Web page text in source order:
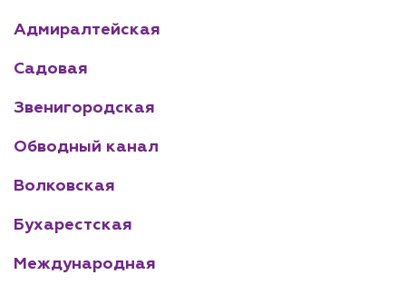
Адмиралтейская
Садовая
Звенигородская
Обводный канал
Волковская
Бухарестская
Международная